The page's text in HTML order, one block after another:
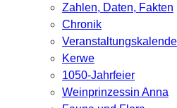
Zahlen, Daten, Fakten
Chronik
Kerwe
1050-Jahrfeier
Weinprinzessin Anna